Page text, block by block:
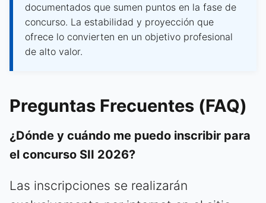
documentados que sumen puntos en la fase de
concurso. La estabilidad y proyección que
ofrece lo convierten en un objetivo profesional
de alto valor.
Preguntas Frecuentes (FAQ)
¿Dónde y cuándo me puedo inscribir para
el concurso SII 2026?
Las inscripciones se realizarán